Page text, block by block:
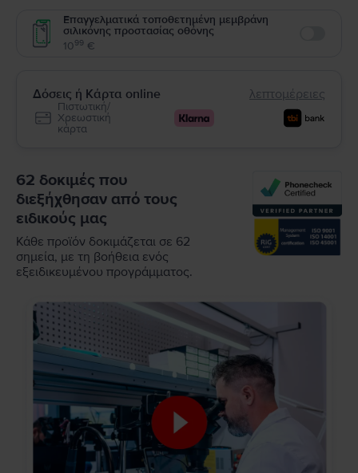
Επαγγελματικά τοποθετημένη μεμβράνη
σιλικόνης προστασίας οθόνης
1099 €
Δόσεις ή Κάρτα online λεπτομέρειες
Πιστωτική/
Χρεωστική
κάρτα
62 δοκιμές που
διεξήχθησαν από τους
ειδικούς μας
Κάθε προϊόν δοκιμάζεται σε 62
σημεία, με τη βοήθεια ενός
εξειδικευμένου προγράμματος.